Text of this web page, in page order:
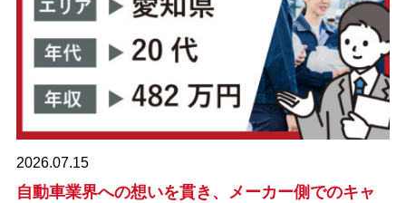
2026.07.15
自動車業界への想いを貫き、メーカー側でのキャ